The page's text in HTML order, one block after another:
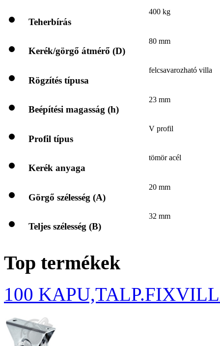
Teherbírás
400 kg
Kerék/görgő átmérő (D)
80 mm
Rögzítés típusa
felcsavarozható villa
Beépítési magasság (h)
23 mm
Profil típus
V profil
Kerék anyaga
tömör acél
Görgő szélesség (A)
20 mm
Teljes szélesség (B)
32 mm
Top termékek
100